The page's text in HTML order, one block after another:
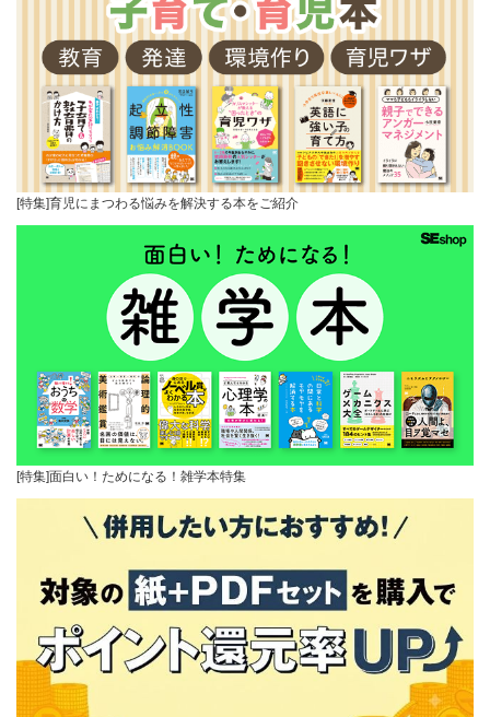
[特集]育児にまつわる悩みを解決する本をご紹介
[特集]面白い！ためになる！雑学本特集